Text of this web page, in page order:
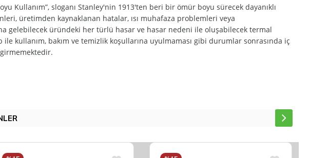
Kullanım”, sloganı Stanley'nin 1913'ten beri bir ömür boyu sürecek dayanıklı
üretimden kaynaklanan hatalar, ısı muhafaza problemleri veya
gelebilecek üründeki her türlü hasar ve hasar nedeni ile oluşabilecek termal
ile kullanım, bakım ve temizlik koşullarına uyulmaması gibi durumlar sonrasında iç